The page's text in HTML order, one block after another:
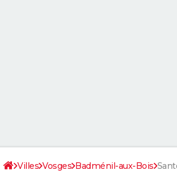
Villes Vosges Badménil-aux-Bois